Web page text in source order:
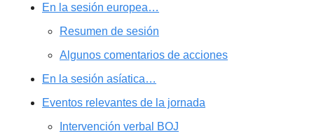
En la sesión europea…
Resumen de sesión
Algunos comentarios de acciones
En la sesión asíatica…
Eventos relevantes de la jornada
Intervención verbal BOJ